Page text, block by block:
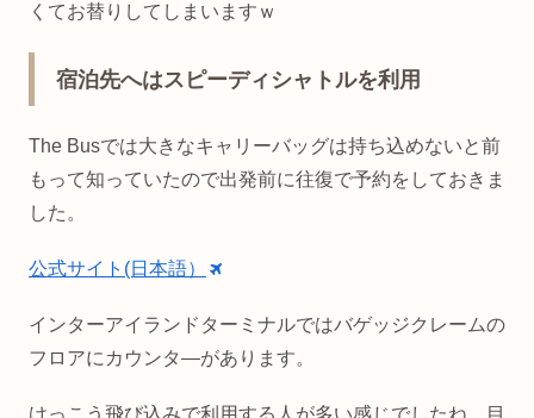
くてお替りしてしまいますｗ
宿泊先へはスピーディシャトルを利用
The Busでは大きなキャリーバッグは持ち込めないと前
もって知っていたので出発前に往復で予約をしておきま
した。
公式サイト(日本語）
インターアイランドターミナルではバゲッジクレームの
フロアにカウンタ―があります。
けっこう飛び込みで利用する人が多い感じでしたね。目